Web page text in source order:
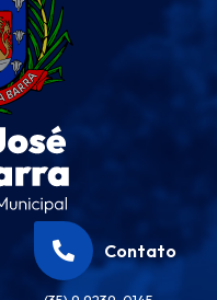
Contato